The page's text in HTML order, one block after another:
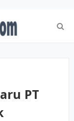
PT